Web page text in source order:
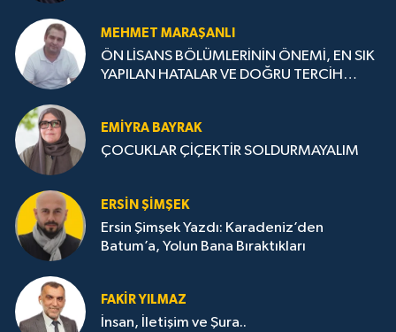
MEHMET MARAŞANLI
ÖN LİSANS BÖLÜMLERİNİN ÖNEMİ, EN SIK
YAPILAN HATALAR VE DOĞRU TERCİH
EMIYRA BAYRAK
ÇOCUKLAR ÇİÇEKTİR SOLDURMAYALIM
ERSIN ŞIMŞEK
Ersin Şimşek Yazdı: Karadeniz’den
Batum’a, Yolun Bana Bıraktıkları
FAKIR YILMAZ
İnsan, İletişim ve Şura..